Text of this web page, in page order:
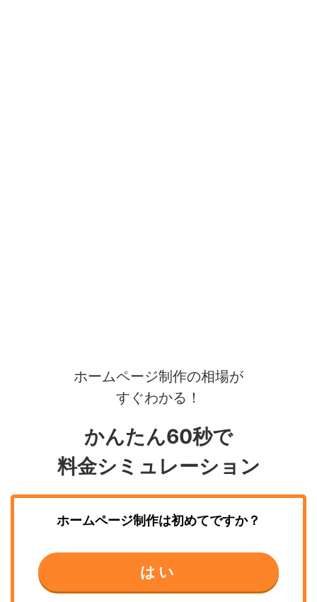
ホームページ制作の相場が
すぐわかる！
かんたん60秒で
料金シミュレーション
ホームページ制作は初めてですか？
はい